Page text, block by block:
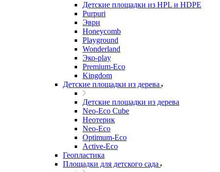
Детские площадки из HPL и HDPE
Purpuri
Эври
Honeycomb
Playground
Wonderland
Эко-play
Premium-Eco
Kingdom
Детские площадки из дерева
Детские площадки из дерева
Neo-Eco Cube
Неотерик
Neo-Eco
Оptimum-Еco
Active-Eco
Геопластика
Площадки для детского сада